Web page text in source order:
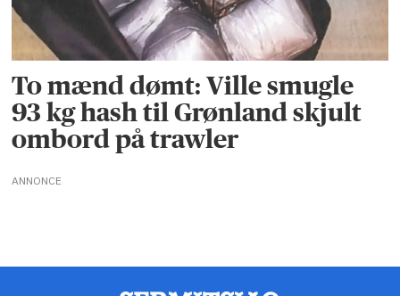
To mænd dømt: Ville smugle
93 kg hash til Grønland skjult
ombord på trawler
ANNONCE